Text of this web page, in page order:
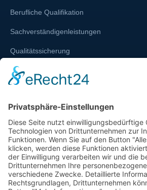
Berufliche Qualifikation
Sachverständigenleistungen
Qualitätssicherung
Weiterbildung und Schulung
SERVICE & RECHT
Infos zur Unparteilichkeit
Kontakt
Beschwerdestelle